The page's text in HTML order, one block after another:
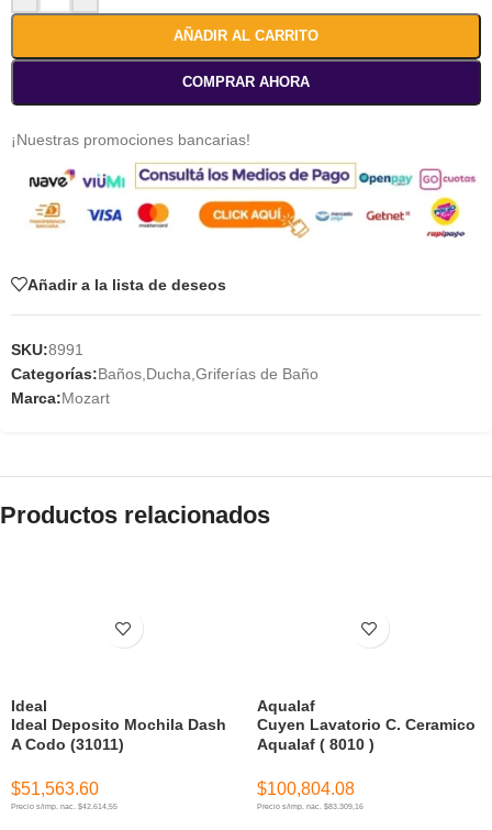
AÑADIR AL CARRITO
COMPRAR AHORA
¡Nuestras promociones bancarias!
Añadir a la lista de deseos
SKU:8991
Categorías:Baños,Ducha,Griferías de Baño
Marca:Mozart
Productos relacionados
Ideal Deposito Mochila Dash
A Codo (31011)
Ideal
$51,563.60
Precio s/imp. nac. $42.614,55
Cuyen Lavatorio C. Ceramico
Aqualaf ( 8010 )
Aqualaf
$100,804.08
Precio s/imp. nac. $83.309,16